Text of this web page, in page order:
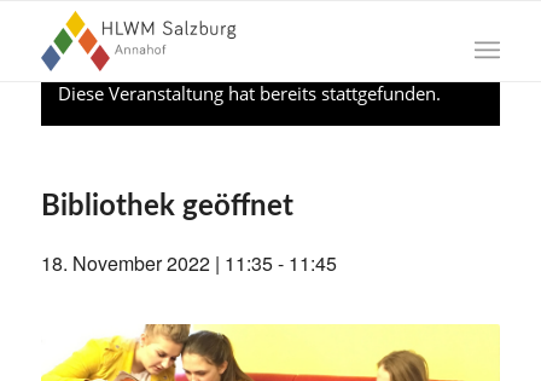
Diese Veranstaltung hat bereits stattgefunden.
Bibliothek geöffnet
18. November 2022 | 11:35- 11:45